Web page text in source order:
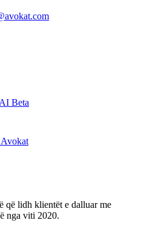
AI Beta
që lidh klientët e dalluar me
nga viti 2020.